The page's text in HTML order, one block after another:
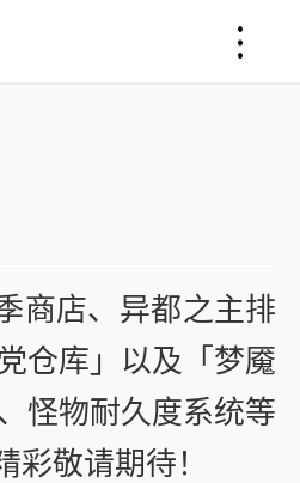
商店、异都之主排
仓库」以及「梦魇
怪物耐久度系统等
敬请期待！